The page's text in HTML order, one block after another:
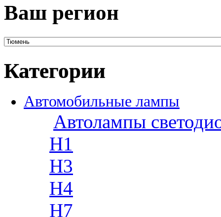
Ваш регион
Категории
Автомобильные лампы
Автолампы
H1
H3
H4
H7